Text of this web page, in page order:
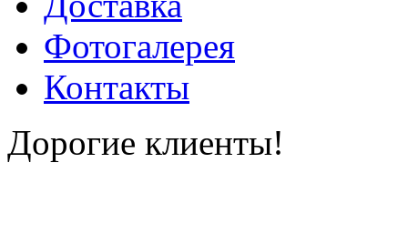
Фотогалерея
Контакты
Дорогие клиенты!